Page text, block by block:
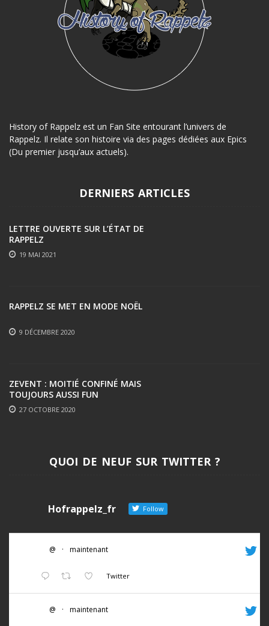
History of Rappelz est un Fan Site entourant l’univers de
Rappelz. Il relate son histoire via des pages dédiées aux Epics
(Du premier jusqu’aux actuels).
DERNIERS ARTICLES
LETTRE OUVERTE SUR L’ÉTAT DE
RAPPELZ
19 MAI 2021
RAPPELZ SE MET EN MODE NOËL
9 DÉCEMBRE 2020
ZEVENT : MOITIÉ CONFINÉ MAIS
TOUJOURS AUSSI FUN
27 OCTOBRE 2020
QUOI DE NEUF SUR TWITTER ?
Hofrappelz_fr Follow
@ · maintenant
Twitter
@ · maintenant